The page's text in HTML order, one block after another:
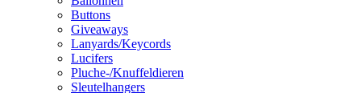
Buttons
Giveaways
Lanyards/Keycords
Lucifers
Pluche-/Knuffeldieren
Sleutelhangers